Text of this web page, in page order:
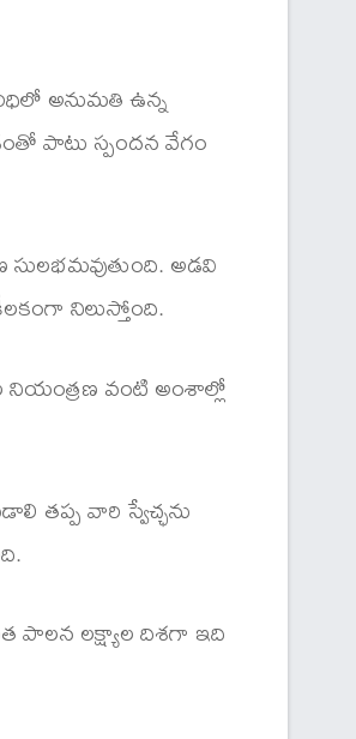
అనుమతి ఉన్న
పాటు స్పందన వేగం
సులభమవుతుంది. అడవి
నిలుస్తోంది.
నియంత్రణ వంటి అంశాల్లో
తప్ప వారి స్వేచ్ఛను
పాలన లక్ష్యాల దిశగా ఇది